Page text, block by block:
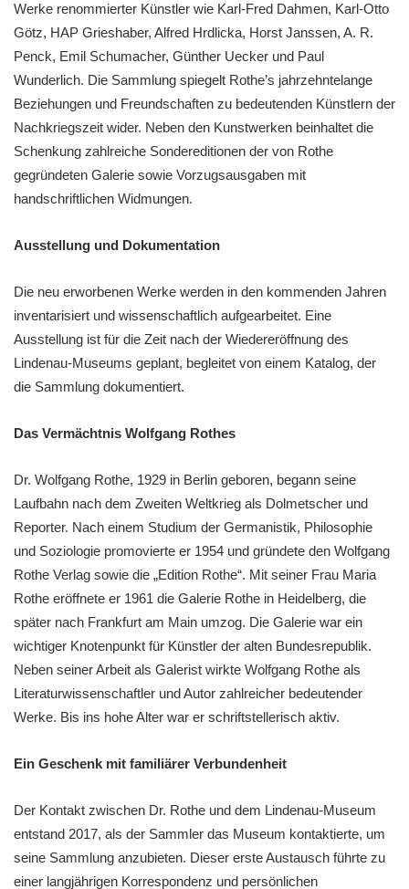
Werke renommierter Künstler wie Karl-Fred Dahmen, Karl-Otto
Götz, HAP Grieshaber, Alfred Hrdlicka, Horst Janssen, A. R.
Penck, Emil Schumacher, Günther Uecker und Paul
Wunderlich. Die Sammlung spiegelt Rothe’s jahrzehntelange
Beziehungen und Freundschaften zu bedeutenden Künstlern der
Nachkriegszeit wider. Neben den Kunstwerken beinhaltet die
Schenkung zahlreiche Sondereditionen der von Rothe
gegründeten Galerie sowie Vorzugsausgaben mit
handschriftlichen Widmungen.
Ausstellung und Dokumentation
Die neu erworbenen Werke werden in den kommenden Jahren
inventarisiert und wissenschaftlich aufgearbeitet. Eine
Ausstellung ist für die Zeit nach der Wiedereröffnung des
Lindenau-Museums geplant, begleitet von einem Katalog, der
die Sammlung dokumentiert.
Das Vermächtnis Wolfgang Rothes
Dr. Wolfgang Rothe, 1929 in Berlin geboren, begann seine
Laufbahn nach dem Zweiten Weltkrieg als Dolmetscher und
Reporter. Nach einem Studium der Germanistik, Philosophie
und Soziologie promovierte er 1954 und gründete den Wolfgang
Rothe Verlag sowie die „Edition Rothe“. Mit seiner Frau Maria
Rothe eröffnete er 1961 die Galerie Rothe in Heidelberg, die
später nach Frankfurt am Main umzog. Die Galerie war ein
wichtiger Knotenpunkt für Künstler der alten Bundesrepublik.
Neben seiner Arbeit als Galerist wirkte Wolfgang Rothe als
Literaturwissenschaftler und Autor zahlreicher bedeutender
Werke. Bis ins hohe Alter war er schriftstellerisch aktiv.
Ein Geschenk mit familiärer Verbundenheit
Der Kontakt zwischen Dr. Rothe und dem Lindenau-Museum
entstand 2017, als der Sammler das Museum kontaktierte, um
seine Sammlung anzubieten. Dieser erste Austausch führte zu
einer langjährigen Korrespondenz und persönlichen